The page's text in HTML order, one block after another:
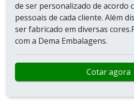
de ser personalizado de acordo
pessoais de cada cliente. Além
ser fabricado em diversas
com a Dema Embalagens.
Cotar agora